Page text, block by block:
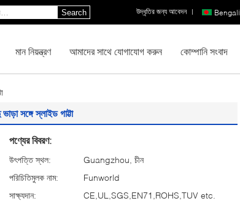
Bengali
উদ্ধৃতির জন্য আবেদন |
Search
মান নিয়ন্ত্রণ আমাদের সাথে যোগাযোগ করুন কোম্পানি সংবাদ
সঙ্গে স্লাইড গাট্টা
পণ্যের বিবরণ:
উৎপত্তি স্থল:
Guangzhou, চীন
পরিচিতিমুলক নাম:
Funworld
সাক্ষ্যদান:
CE,UL,SGS,EN71,ROHS,TUV etc.